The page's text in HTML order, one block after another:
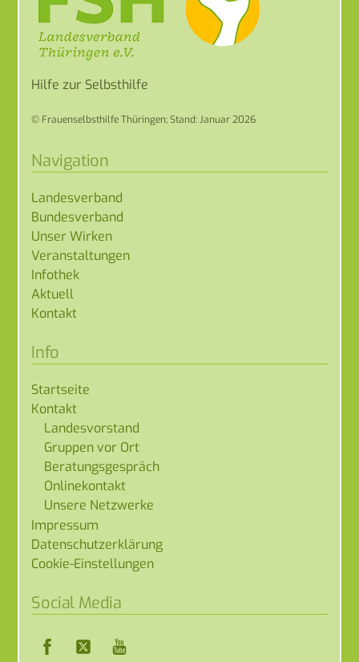
Hilfe zur Selbsthilfe
© Frauenselbsthilfe Thüringen; Stand: Januar 2026
Navigation
Landesverband
Bundesverband
Unser Wirken
Veranstaltungen
Infothek
Aktuell
Kontakt
Info
Startseite
Kontakt
Landesvorstand
Gruppen vor Ort
Beratungsgespräch
Onlinekontakt
Unsere Netzwerke
Impressum
Datenschutzerklärung
Cookie-Einstellungen
Social Media
FacebookTwitter